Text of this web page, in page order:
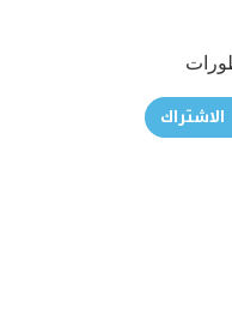
الاشتراك